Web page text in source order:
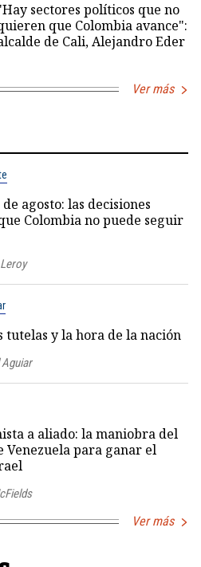
sectores políticos que no
que Colombia avance":
de Cali, Alejandro Eder
Ver más
agosto: las decisiones
Colombia no puede seguir
tutelas y la hora de la nación
a aliado: la maniobra del
Venezuela para ganar el
Ver más